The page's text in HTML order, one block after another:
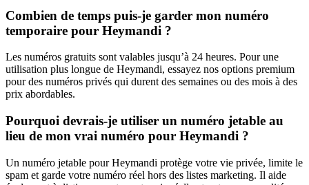
Combien de temps puis-je garder mon numéro
temporaire pour Heymandi ?
Les numéros gratuits sont valables jusqu’à 24 heures. Pour une
utilisation plus longue de Heymandi, essayez nos options premium
pour des numéros privés qui durent des semaines ou des mois à des
prix abordables.
Pourquoi devrais-je utiliser un numéro jetable au
lieu de mon vrai numéro pour Heymandi ?
Un numéro jetable pour Heymandi protège votre vie privée, limite le
spam et garde votre numéro réel hors des listes marketing. Il aide